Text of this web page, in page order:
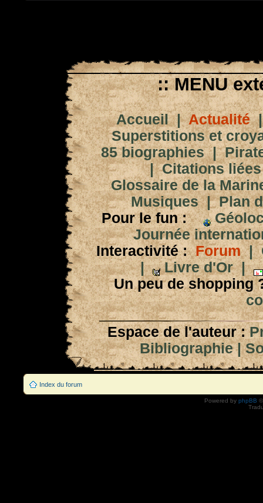
:: MENU
Accueil|Actualité
Superstitions et
85 biographies|
|Citations
Glossaire de la
Musiques|Plan
Pour le fun :
Journée
Interactivité : Forum|
|
Livre d'Or|
Un peu de shopping
Espace de l'auteur :
Bibliographie|
Index du forum
Powered by phpBB